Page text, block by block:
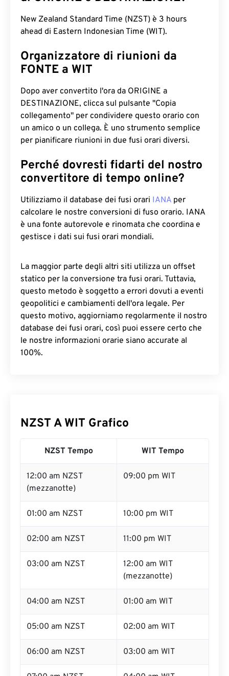
New Zealand Standard Time (NZST) è 3 hours
ahead di Eastern Indonesian Time (WIT).
Organizzatore di riunioni da
FONTE a WIT
Dopo aver convertito l'ora da ORIGINE a
DESTINAZIONE, clicca sul pulsante "Copia
collegamento" per condividere questo orario con
un amico o un collega. È uno strumento semplice
per pianificare riunioni in due fusi orari diversi.
Perché dovresti fidarti del nostro
convertitore di tempo online?
Utilizziamo il database dei fusi orari IANA per
calcolare le nostre conversioni di fuso orario. IANA
è una fonte autorevole e rinomata che coordina e
gestisce i dati sui fusi orari mondiali.
La maggior parte degli altri siti utilizza un offset
statico per la conversione tra fusi orari. Tuttavia,
questo metodo è soggetto a errori dovuti a eventi
geopolitici e cambiamenti dell'ora legale. Per
questo motivo, aggiorniamo regolarmente il nostro
database dei fusi orari, così puoi essere certo che
le nostre informazioni orarie siano accurate al
100%.
NZST A WIT Grafico
NZST Tempo WIT Tempo
12:00 am NZST
(mezzanotte)
09:00 pm WIT
01:00 am NZST 10:00 pm WIT
02:00 am NZST 11:00 pm WIT
03:00 am NZST
12:00 am WIT
(mezzanotte)
04:00 am NZST 01:00 am WIT
05:00 am NZST 02:00 am WIT
06:00 am NZST 03:00 am WIT